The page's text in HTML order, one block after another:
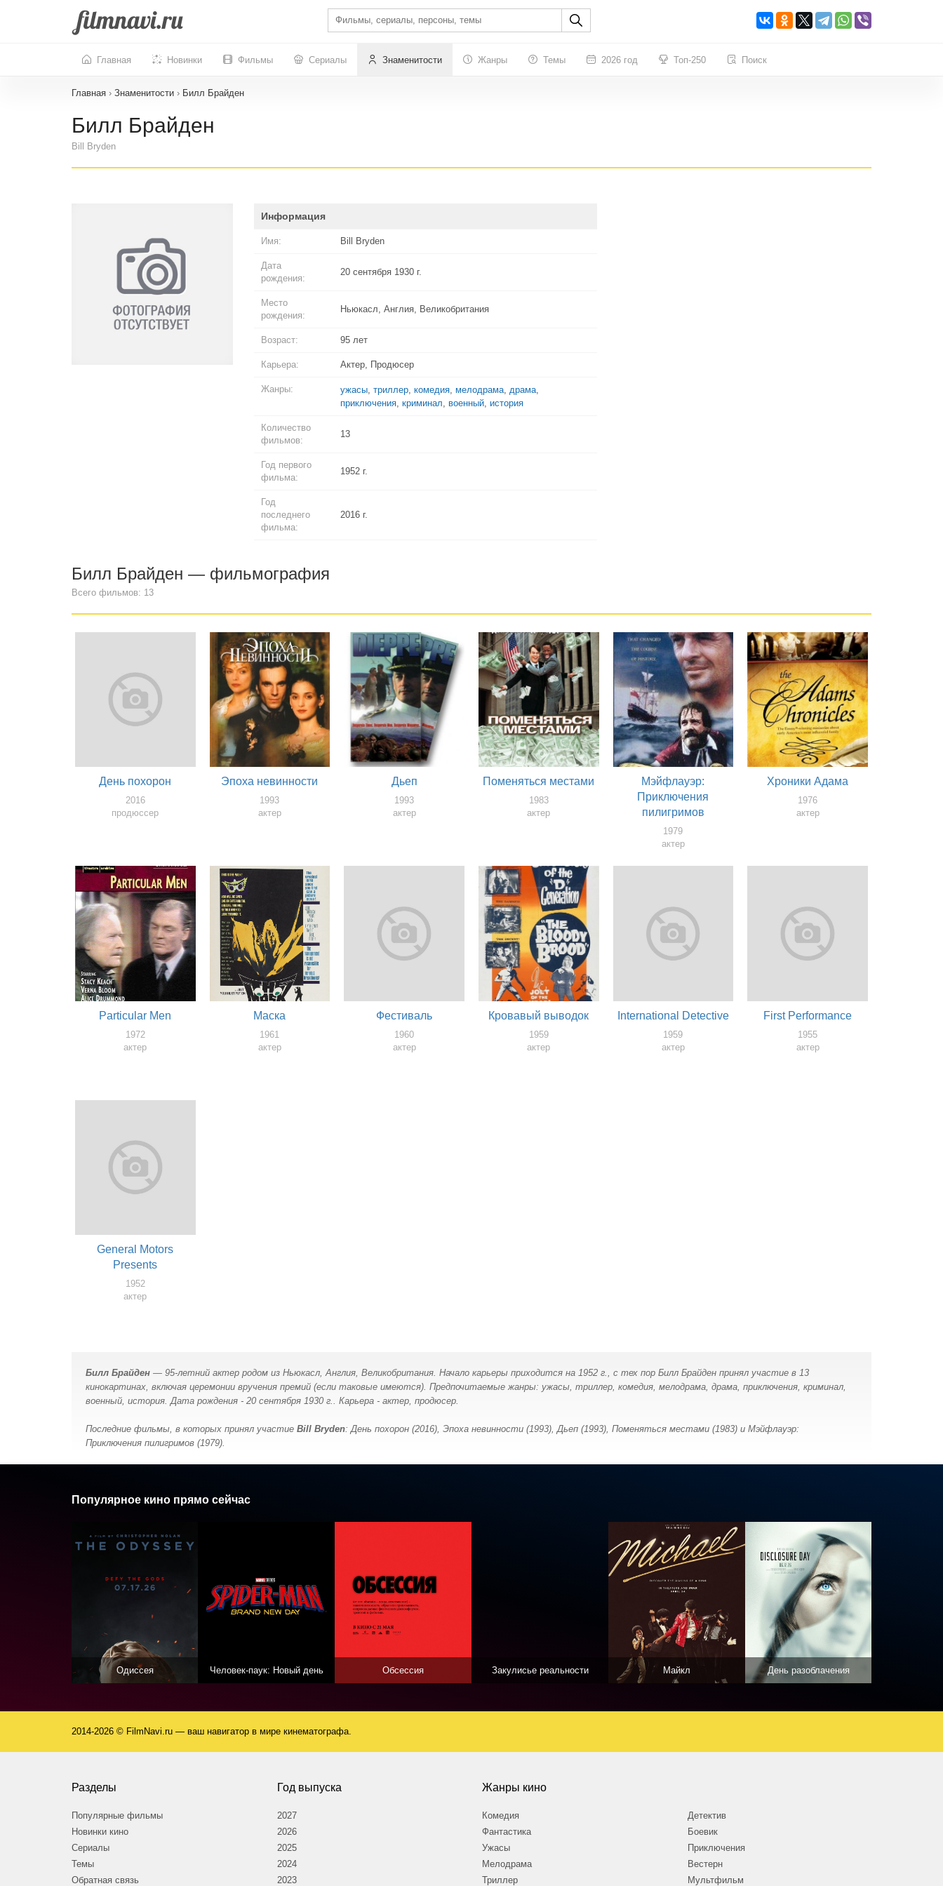
Главная Новинки Фильмы Сериалы Знаменитости Жанры Темы 2026 год Топ-250 Поиск
Главная › Знаменитости › Билл Брайден
Билл Брайден
Bill Bryden
Информация
Имя: Bill Bryden
Дата
рождения:
20 сентября 1930 г.
Место
рождения:
Ньюкасл, Англия, Великобритания
Возраст: 95 лет
Карьера: Актер, Продюсер
Жанры: ужасы, триллер, комедия, мелодрама, драма,
приключения, криминал, военный, история
Количество
фильмов:
13
Год первого
фильма:
1952 г.
Год
последнего
фильма:
2016 г.
Билл Брайден — фильмография
Всего фильмов: 13
День похорон
2016
продюссер
Эпоха невинности
1993
актер
Дьеп
1993
актер
Поменяться местами
1983
актер
Мэйфлауэр:
Приключения
пилигримов
1979
актер
Хроники Адама
1976
актер
Particular Men
1972
актер
Маска
1961
актер
Фестиваль
1960
актер
Кровавый выводок
1959
актер
International Detective
1959
актер
First Performance
1955
актер
General Motors
Presents
1952
актер
Билл Брайден — 95-летний актер родом из Ньюкасл, Англия, Великобритания. Начало карьеры приходится на 1952 г., с тех пор Билл Брайден принял участие в 13
кинокартинах, включая церемонии вручения премий (если таковые имеются). Предпочитаемые жанры: ужасы, триллер, комедия, мелодрама, драма, приключения, криминал,
военный, история. Дата рождения - 20 сентября 1930 г.. Карьера - актер, продюсер.
Последние фильмы, в которых принял участие Bill Bryden: День похорон (2016), Эпоха невинности (1993), Дьеп (1993), Поменяться местами (1983) и Мэйфлауэр:
Приключения пилигримов (1979).
Популярное кино прямо сейчас
Одиссея Человек-паук: Новый день Обсессия Закулисье реальности Майкл День разоблачения
2014-2026 © FilmNavi.ru — ваш навигатор в мире кинематографа.
Разделы
Популярные фильмы
Новинки кино
Сериалы
Темы
Обратная связь
Год выпуска
2027
2026
2025
2024
2023
Жанры кино
Комедия
Фантастика
Ужасы
Мелодрама
Триллер
Детектив
Боевик
Приключения
Вестерн
Мультфильм